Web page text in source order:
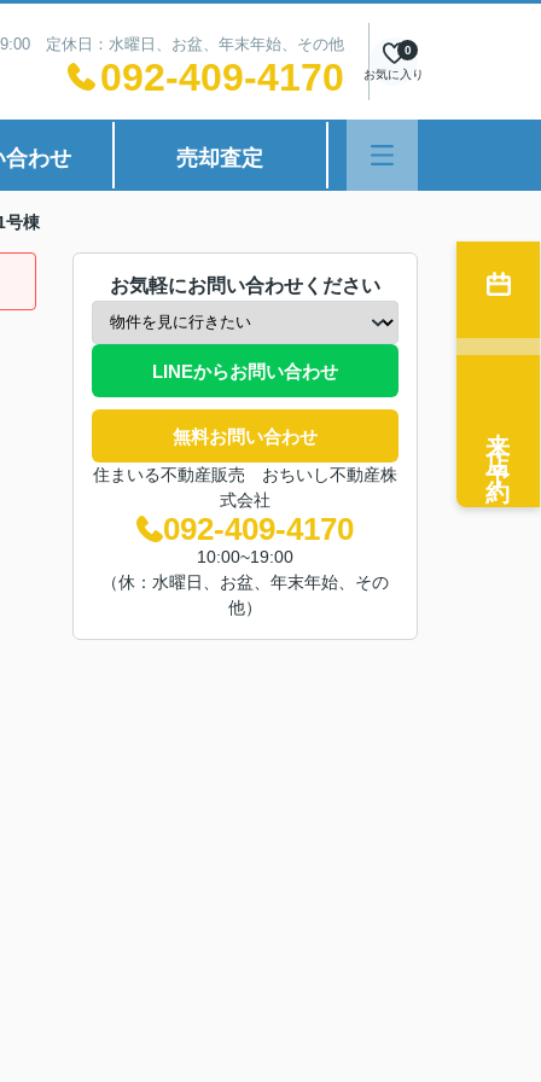
定休日：水曜日、お盆、年末年始、その他
092-409-4170 お気に入り
0
合わせ 売却査定
号棟
お気軽にお問い合わせください
LINEからお問い合わせ
無料お問い合わせ
住まいる不動産販売 おちいし不動産株
式会社
092-409-4170
10:00~19:00
（休：水曜日、お盆、年末年始、その
他）
来店予約